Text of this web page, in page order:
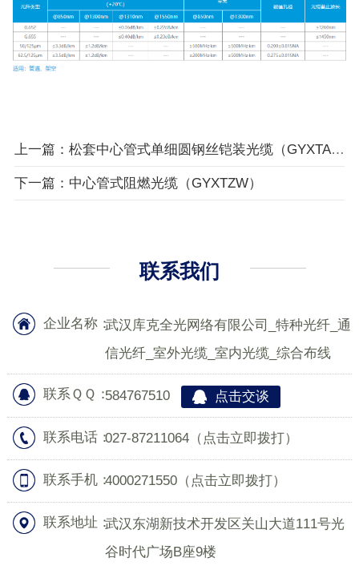
上一篇：松套中心管式单细圆钢丝铠装光缆（GYXTA33）
下一篇：中心管式阻燃光缆（GYXTZW）
联系我们
企业名称：武汉库克全光网络有限公司_特种光纤_通
信光纤_室外光缆_室内光缆_综合布线
联系ＱＱ：584767510 点击交谈
联系电话：027-87211064 （点击立即拨打）
联系手机：4000271550 （点击立即拨打）
联系地址：武汉东湖新技术开发区关山大道111号光
谷时代广场B座9楼